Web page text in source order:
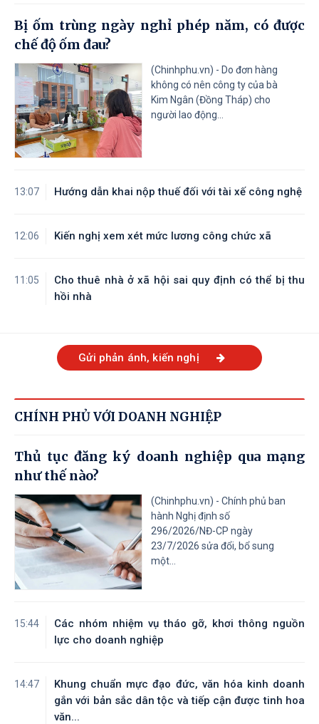
Tỉnh Quảng Ninh
Tỉnh Quảng Trị
Tỉnh Sơn La
Tỉnh Thái Nguyên
Tỉnh Tây Ninh
Tỉnh Vĩnh Long
Bị ốm trùng ngày nghỉ phép năm, có được
chế độ ốm đau?
(Chinhphu.vn) - Do đơn hàng
không có nên công ty của bà
Kim Ngân (Đồng Tháp) cho
người lao động...
13:07 Hướng dẫn khai nộp thuế đối với tài xế công nghệ
12:06 Kiến nghị xem xét mức lương công chức xã
11:05
Cho thuê nhà ở xã hội sai quy định có thể bị thu
hồi nhà
Gửi phản ánh, kiến nghị
CHÍNH PHỦ VỚI DOANH NGHIỆP
Thủ tục đăng ký doanh nghiệp qua mạng
như thế nào?
(Chinhphu.vn) - Chính phủ ban
hành Nghị định số
296/2026/NĐ-CP ngày
23/7/2026 sửa đổi, bổ sung
một...
15:44
Các nhóm nhiệm vụ tháo gỡ, khơi thông nguồn
lực cho doanh nghiệp
14:47
Khung chuẩn mực đạo đức, văn hóa kinh doanh
gắn với bản sắc dân tộc và tiếp cận được tinh hoa
văn...